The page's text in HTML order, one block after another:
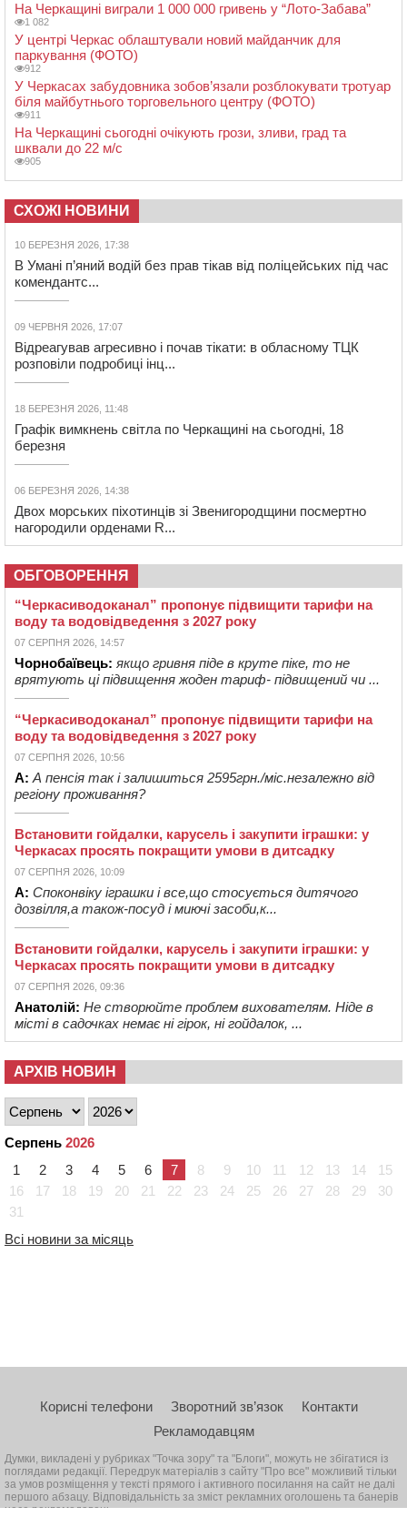
На Черкащині виграли 1 000 000 гривень у “Лото-Забава”
1 082
У центрі Черкас облаштували новий майданчик для
паркування (ФОТО)
912
У Черкасах забудовника зобов’язали розблокувати тротуар
біля майбутнього торговельного центру (ФОТО)
911
На Черкащині сьогодні очікують грози, зливи, град та
шквали до 22 м/с
905
СХОЖІ НОВИНИ
10 БЕРЕЗНЯ 2026, 17:38
В Умані п’яний водій без прав тікав від поліцейських під час
комендантс...
09 ЧЕРВНЯ 2026, 17:07
Відреагував агресивно і почав тікати: в обласному ТЦК
розповіли подробиці інц...
18 БЕРЕЗНЯ 2026, 11:48
Графік вимкнень світла по Черкащині на сьогодні, 18
березня
06 БЕРЕЗНЯ 2026, 14:38
Двох морських піхотинців зі Звенигородщини посмертно
нагородили орденами R...
ОБГОВОРЕННЯ
“Черкасиводоканал” пропонує підвищити тарифи на
воду та водовідведення з 2027 року
07 СЕРПНЯ 2026, 14:57
Чорнобаївець: якщо гривня піде в круте піке, то не
врятують ці підвищення жоден тариф- підвищений чи ...
“Черкасиводоканал” пропонує підвищити тарифи на
воду та водовідведення з 2027 року
07 СЕРПНЯ 2026, 10:56
А: А пенсія так і залишиться 2595грн./міс.незалежно від
регіону проживання?
Встановити гойдалки, карусель і закупити іграшки: у
Черкасах просять покращити умови в дитсадку
07 СЕРПНЯ 2026, 10:09
А: Споконвіку іграшки і все,що стосується дитячого
дозвілля,а також-посуд і миючі засоби,к...
Встановити гойдалки, карусель і закупити іграшки: у
Черкасах просять покращити умови в дитсадку
07 СЕРПНЯ 2026, 09:36
Анатолій: Не створюйте проблем вихователям. Ніде в
місті в садочках немає ні гірок, ні гойдалок, ...
АРХІВ НОВИН
Серпень 2026
1
2 3 4 5 6 7 8 9 10 11 12 13 14
15
16
17 18 19 20 21 22 23 24 25 26 27 28 29
30
31
Всі новини за місяць
Корисні телефони Зворотний зв’язок
Контакти
Рекламодавцям
Думки, викладені у рубриках "Точка зору" та "Блоги", можуть не збігатися із
поглядами редакції. Передрук матеріалів з сайту "Про все" можливий тільки
за умов розміщення у тексті прямого і активного посилання на сайт не далі
першого абзацу. Відповідальність за зміст рекламних оголошень та банерів
несе рекламодавець